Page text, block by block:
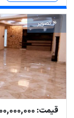
4 تصویر
قیمت: 22,500,000,000 تومان